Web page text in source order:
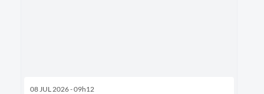
08 JUL 2026 - 09h12